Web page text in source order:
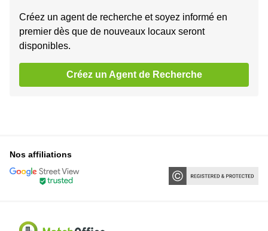
Créez un agent de recherche et soyez informé en
premier dès que de nouveaux locaux seront
disponibles.
Créez un Agent de Recherche
Nos affiliations